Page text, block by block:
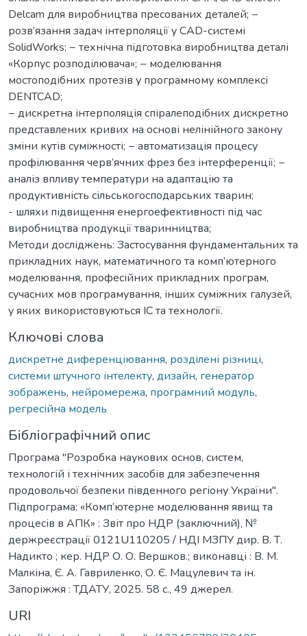
Delcam для виробництва пресованих деталей; −
розв’язання задач інтерполяції у CAD-системі
SolidWorks; − технічна підготовка виробництва деталі
«Корпус розподілювача»; − моделювання
мостоподібних протезів у програмному комплексі
DENTCAD;
− дискретна інтерполяція спіралеподібних дискретно
представлених кривих на основі нелінійного закону
зміни кутів суміжності; − автоматизація процесу
профілювання черв’ячних фрез без інтерференції; −
аналіз впливу температури на адаптацію та
продуктивність сільськогосподарських тварин;
- шляхи підвищення енергоефективності під час
виробництва продукції тваринництва;
Методи досліджень: Застосування фундаментальних та
прикладних наук, математичного та комп’ютерного
моделювання, професійних прикладних програм,
сучасних мов програмування, інших суміжних галузей,
у яких використовуються ІС та технології.
Ключові слова
дискретне диференціювання, розділені різниці,
системи штучного інтелекту, дизайн, генератор
зображень, нейромережа, програмний модуль,
регресійна модель
Бібліографічний опис
Програма "Розробка наукових основ, систем,
технологій і технічних засобів для забезпечення
продовольчої безпеки південного регіону України".
Підпрограма: «Комп’ютерне моделювання явищ та
процесів в АПК» : Звіт про НДР (заключний), №
держреєстрації 0121U110205 / НДІ МЗПУ дир. В. Т.
Надикто ; кер. НДР О. О. Вершков.; виконавці : В. М.
Малкіна, Є. А. Гавриленко, О. Є. Мацулевич та ін.
Запоріжжя : ТДАТУ, 2025. 58 с., 49 джерел.
URI